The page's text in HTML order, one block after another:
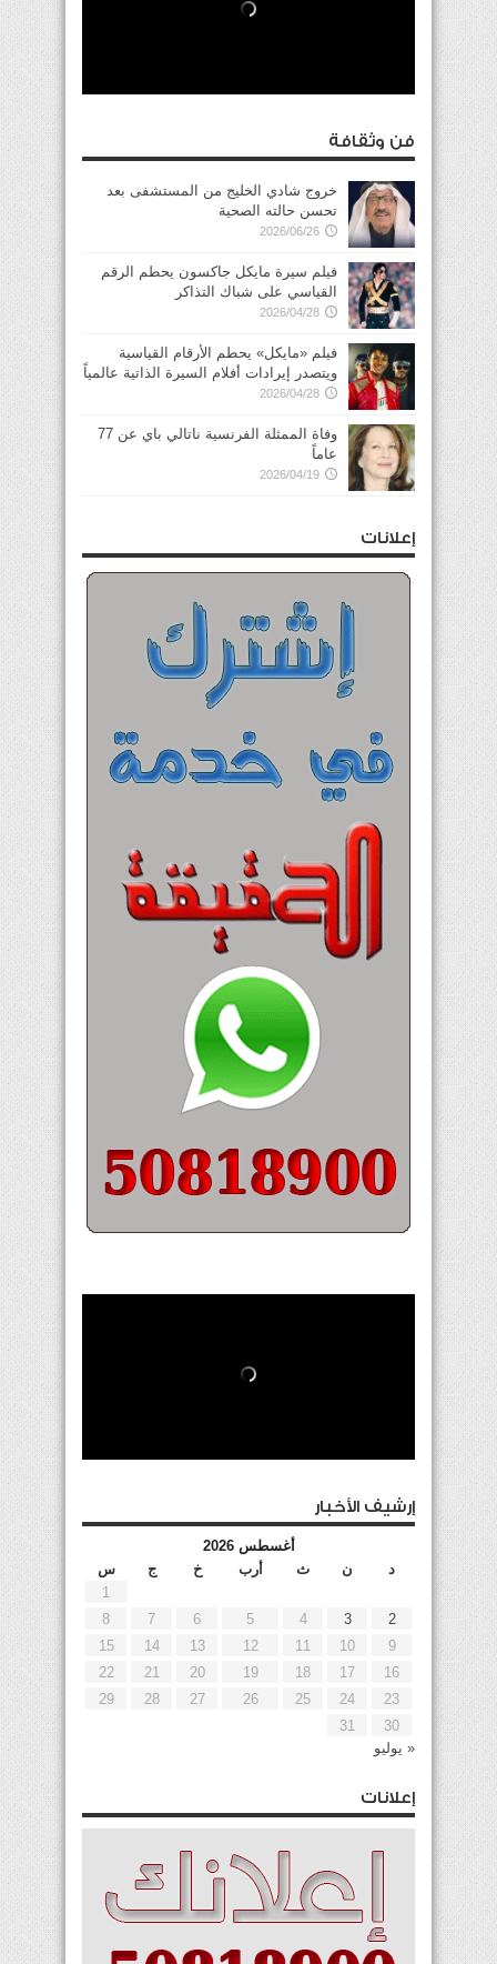
فن وثقافة
خروج شادي الخليج من المستشفى بعد
تحسن حالته الصحية
2026/06/26
فيلم سيرة مايكل جاكسون يحطم الرقم
القياسي على شباك التذاكر
2026/04/28
فيلم «مايكل» يحطم الأرقام القياسية
ويتصدر إيرادات أفلام السيرة الذاتية عالمياً
2026/04/28
وفاة الممثلة الفرنسية ناتالي باي عن 77
عاماً
2026/04/19
إعلانات
إرشيف الأخبار
أغسطس 2026
د
ن ث أرب خ ج
س
1
2
3
4
5
6
7
8
9
10
11
12
13
14
15
16
17
18
19
20
21
22
23
24
25
26
27
28
29
30
31
« يوليو
إعلانات